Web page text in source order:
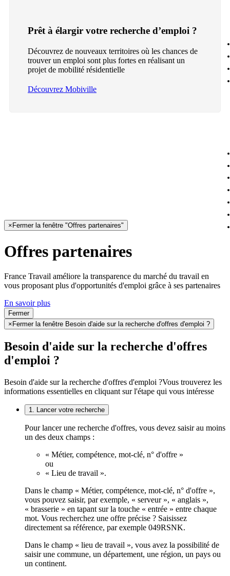
Prêt à élargir votre recherche d’emploi ?
Découvrez de nouveaux territoires où les chances de
trouver un emploi sont plus fortes en réalisant un
projet de mobilité résidentielle
Découvrez Mobiville
× Fermer la fenêtre "Offres partenaires"
Offres partenaires
France Travail améliore la transparence du marché du travail en
vous proposant plus d'opportunités d'emploi grâce à ses partenaires
En savoir plus
Fermer
× Fermer la fenêtre Besoin d'aide sur la recherche d'offres d'emploi ?
Besoin d'aide sur la recherche d'offres
d'emploi ?
Besoin d'aide sur la recherche d'offres d'emploi ?Vous trouverez les
informations essentielles en cliquant sur l'étape qui vous intéresse
1. Lancer votre recherche
Pour lancer une recherche d'offres, vous devez saisir au moins
un des deux champs :
« Métier, compétence, mot-clé, n° d'offre »
ou
« Lieu de travail ».
Dans le champ « Métier, compétence, mot-clé, n° d'offre »,
vous pouvez saisir, par exemple, « serveur », « anglais »,
« brasserie » en tapant sur la touche « entrée » entre chaque
mot. Vous recherchez une offre précise ? Saisissez
directement sa référence, par exemple 049RSNK.
Dans le champ « lieu de travail », vous avez la possibilité de
saisir une commune, un département, une région, un pays ou
un continent.